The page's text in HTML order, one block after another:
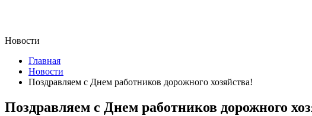
Новости
Главная
Новости
Поздравляем с Днем работников дорожного хозяйства!
Поздравляем с Днем работников дорожного